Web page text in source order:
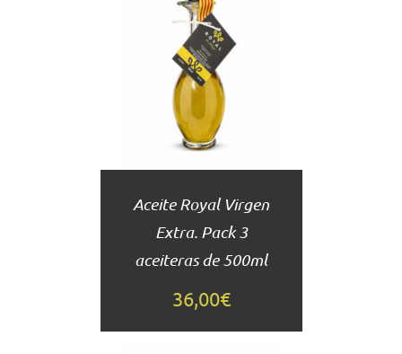
AÑADIR
AL
CARRITO
DETALLES
Aceite Royal Virgen
Extra. Pack 3
aceiteras de 500ml
36,00€